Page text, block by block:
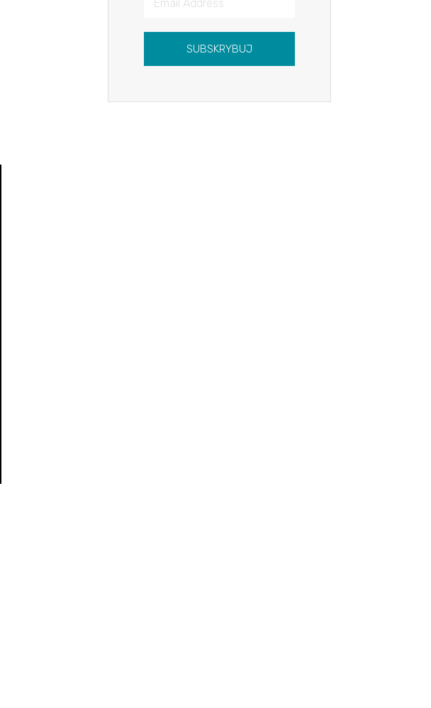
SUBSKRYBUJ